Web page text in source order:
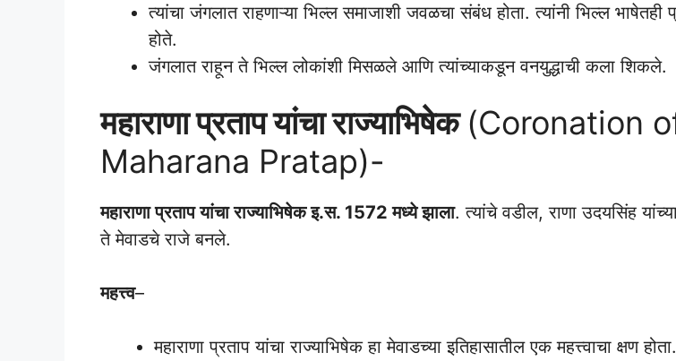
त्यांचा जंगलात राहणाऱ्या भिल्ल समाजाशी जवळचा संबंध होता. त्यांनी भिल्ल भाषेतही
होते.
जंगलात राहून ते भिल्ल लोकांशी मिसळले आणि त्यांच्याकडून वनयुद्धाची कला शिकले.
महाराणा प्रताप यांचा राज्याभिषेक (Coronation
Maharana Pratap)-
महाराणा प्रताप यांचा राज्याभिषेक इ.स. 1572 मध्ये झाला. त्यांचे वडील, राणा उदयसिंह
ते मेवाडचे राजे बनले.
महत्त्व–
महाराणा प्रताप यांचा राज्याभिषेक हा मेवाडच्या इतिहासातील एक महत्त्वाचा क्षण होता.